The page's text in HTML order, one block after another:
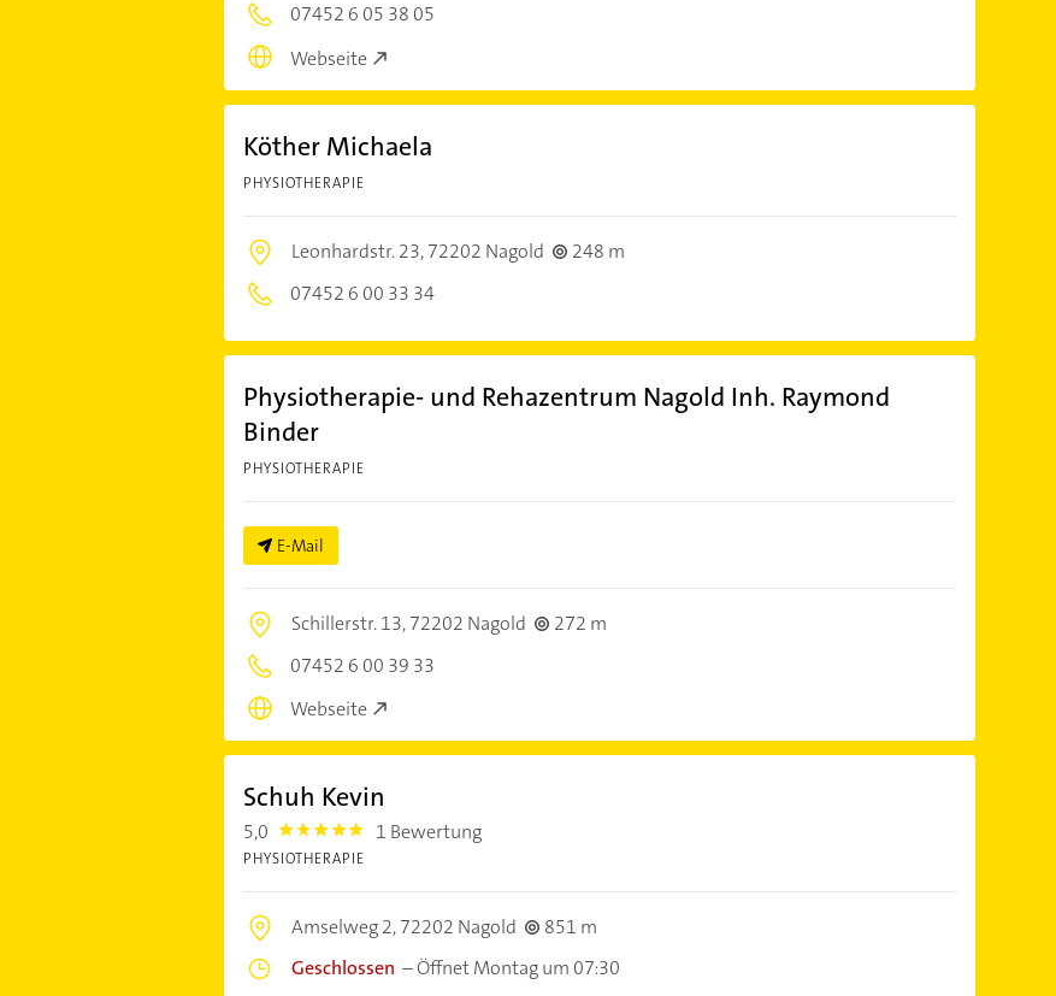
07452 6 05 38 05
Webseite
Köther Michaela
PHYSIOTHERAPIE
Leonhardstr. 23,72202 Nagold
248 m
07452 6 00 33 34
Physiotherapie- und Rehazentrum Nagold Inh. Raymond
Binder
PHYSIOTHERAPIE
E-Mail
Schillerstr. 13,72202 Nagold
272 m
07452 6 00 39 33
Webseite
Schuh Kevin
5,0 5.0 1 Bewertung
PHYSIOTHERAPIE
Amselweg 2,72202 Nagold
851 m
Geschlossen –Öffnet Montag um 07:30